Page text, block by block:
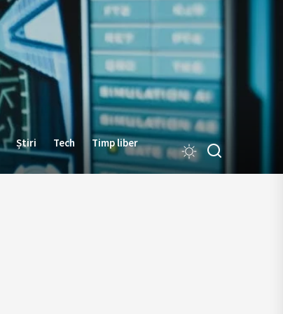
Știri Tech
Timp liber